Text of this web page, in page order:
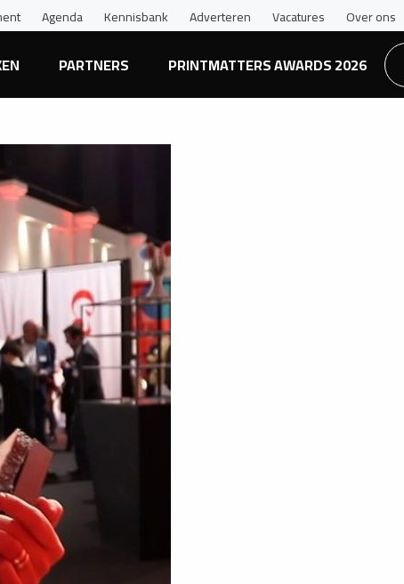
Agenda Kennisbank Adverteren Vacatures Over ons
PARTNERS PRINTMATTERS AWARDS 2026